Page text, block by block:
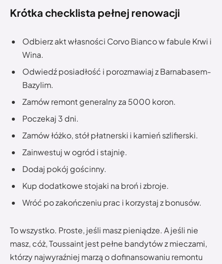
Krótka checklista pełnej renowacji
Odbierz akt własności Corvo Bianco w fabule Krwi i
Wina.
Odwiedź posiadłość i porozmawiaj z Barnabasem-
Bazylim.
Zamów remont generalny za 5000 koron.
Poczekaj 3 dni.
Zamów łóżko, stół płatnerski i kamień szlifierski.
Zainwestuj w ogród i stajnię.
Dodaj pokój gościnny.
Kup dodatkowe stojaki na broń i zbroje.
Wróć po zakończeniu prac i korzystaj z bonusów.
To wszystko. Proste, jeśli masz pieniądze. A jeśli nie
masz, cóż, Toussaint jest pełne bandytów z mieczami,
którzy najwyraźniej marzą o dofinansowaniu remontu